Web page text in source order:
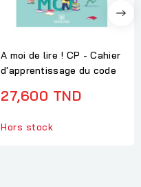
A moi de lire ! CP - Cahier
d'apprentissage du code
27,600 TND
Hors stock